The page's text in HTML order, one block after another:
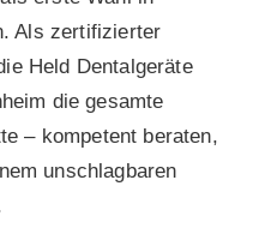
Reparaturservice
Blog
Als zertifizierter
Held Dentalgeräte
die gesamte
– kompetent beraten,
unschlagbaren